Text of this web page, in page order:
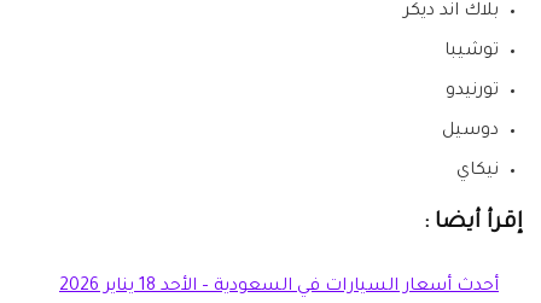
بلاك اند ديكر
توشيبا
تورنيدو
دوسيل
نيكاي
إقرأ أيضا :
أحدث أسعار السيارات في السعودية – الأحد 18 يناير 2026